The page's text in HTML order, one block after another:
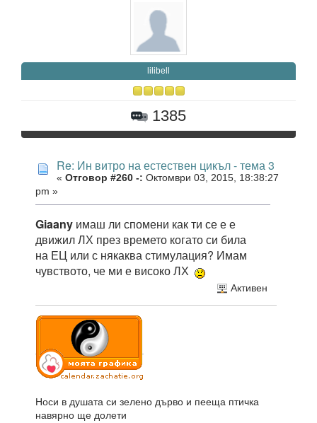
lilibell
1385
Re: Ин витро на естествен цикъл - тема 3
« Отговор #260 -: Октомври 03, 2015, 18:38:27
pm »
Giaany имаш ли спомени как ти се е е
движил ЛХ през времето когато си била
на ЕЦ или с някаква стимулация? Имам
чувството, че ми е високо ЛХ
Активен
Носи в душата си зелено дърво и пееща птичка
навярно ще долети